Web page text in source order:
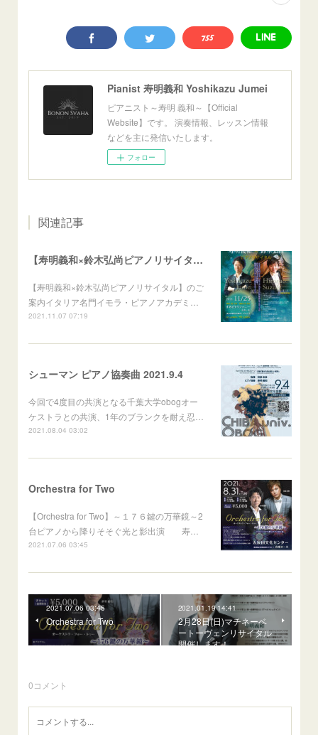
Pianist 寿明義和 Yoshikazu Jumei
ピアニスト～寿明 義和～【Official
Website】です。 演奏情報、レッスン情報
などを主に発信いたします。
フォロー
関連記事
【寿明義和×鈴木弘尚ピアノリサイタル】のご案内
【寿明義和×鈴木弘尚ピアノリサイタル】のご
案内イタリア名門イモラ・ピアノアカデミ…
2021.11.07 07:19
シューマン ピアノ協奏曲 2021.9.4
今回で4度目の共演となる千葉大学obogオー
ケストラとの共演、1年のブランクを耐え忍…
2021.08.04 03:02
Orchestra for Two
【Orchestra for Two】～１７６鍵の万華鏡～2
台ピアノから降りそそぐ光と影出演 寿…
2021.07.06 03:45
2021.07.06 03:45
Orchestra for Two
2021.01.19 14:41
2月28日(日)マチネーベ
ートーヴェンリサイタル
開催します！
0コメント